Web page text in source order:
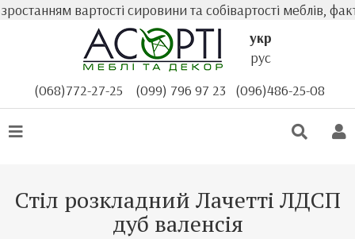
вартості сировини та собівартості меблів,
укр
рус
(068)772-27-25
(099) 796 97 23 (096)486-25-08
Стіл розкладний Лачетті ЛДСП
дуб валенсія